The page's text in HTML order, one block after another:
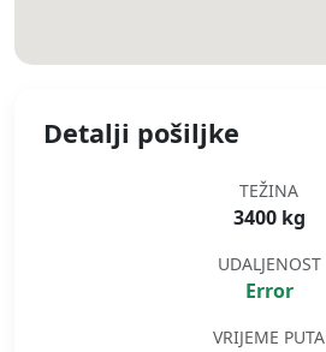
Detalji pošiljke
TEŽINA
3400 kg
UDALJENOST
Error
VRIJEME PUTA